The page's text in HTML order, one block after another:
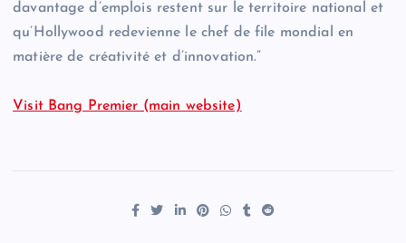
davantage d’emplois restent sur le territoire national et
qu’Hollywood redevienne le chef de file mondial en
matière de créativité et d’innovation.”
Visit Bang Premier (main website)